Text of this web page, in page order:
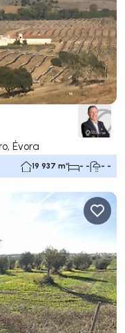
Évora
19 937 m² - - - -